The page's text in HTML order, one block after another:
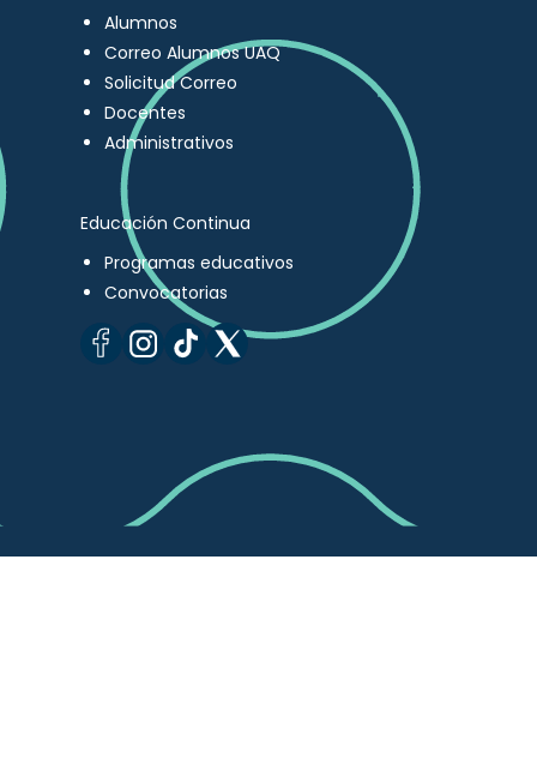
Alumnos
Correo Alumnos UAQ
Solicitud Correo
Docentes
Administrativos
Educación Continua
Programas educativos
Convocatorias